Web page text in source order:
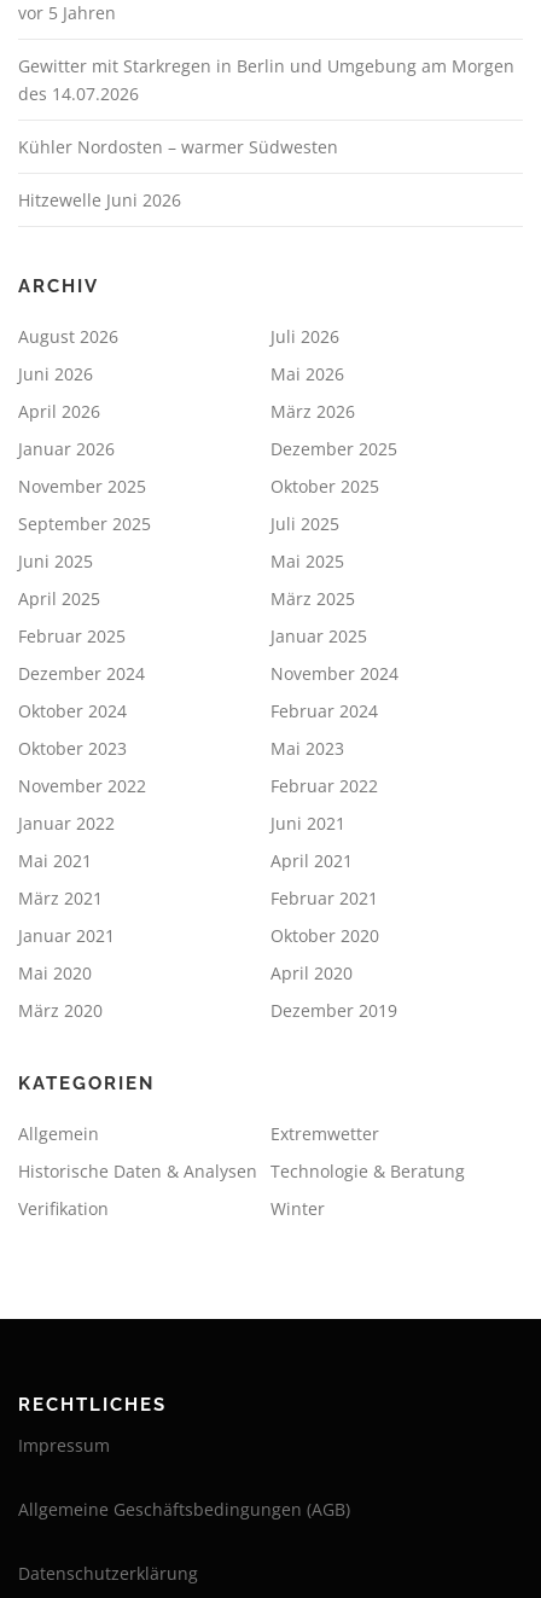
vor 5 Jahren
Gewitter mit Starkregen in Berlin und Umgebung am Morgen
des 14.07.2026
Kühler Nordosten – warmer Südwesten
Hitzewelle Juni 2026
ARCHIV
August 2026
Juli 2026
Juni 2026
Mai 2026
April 2026
März 2026
Januar 2026
Dezember 2025
November 2025
Oktober 2025
September 2025
Juli 2025
Juni 2025
Mai 2025
April 2025
März 2025
Februar 2025
Januar 2025
Dezember 2024
November 2024
Oktober 2024
Februar 2024
Oktober 2023
Mai 2023
November 2022
Februar 2022
Januar 2022
Juni 2021
Mai 2021
April 2021
März 2021
Februar 2021
Januar 2021
Oktober 2020
Mai 2020
April 2020
März 2020
Dezember 2019
KATEGORIEN
Allgemein
Extremwetter
Historische Daten & Analysen
Technologie & Beratung
Verifikation
Winter
RECHTLICHES
Impressum
Allgemeine Geschäftsbedingungen (AGB)
Datenschutzerklärung